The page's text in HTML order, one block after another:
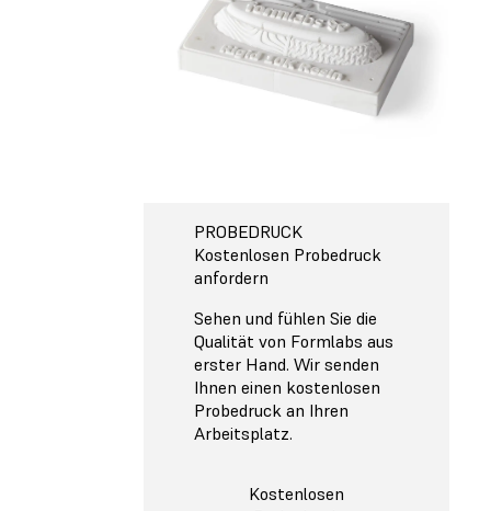
PROBEDRUCK
Kostenlosen Probedruck
anfordern
Sehen und fühlen Sie die
Qualität von Formlabs aus
erster Hand. Wir senden
Ihnen einen kostenlosen
Probedruck an Ihren
Arbeitsplatz.
Kostenlosen